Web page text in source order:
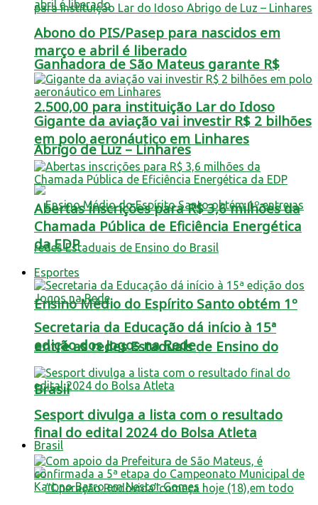
Ganhadora de São Mateus garante R$
2.500,00 para instituição Lar do Idoso
Abrigo de Luz – Linhares
Ensino Médio do Espírito Santo obtém 1º
entre as redes Estaduais de Ensino do
Brasil
Brasil
Abono do PIS/Pasep para nascidos em
março e abril é liberado
Gigante da aviação vai investir R$ 2 bilhões
em polo aeronáutico em Linhares
Abertas inscrições para R$ 3,6 milhões da
Chamada Pública de Eficiência Energética
da EDP
Esportes
Secretaria da Educação dá início à 15ª
edição dos Jogos na Rede
Sesport divulga a lista com o resultado
final do edital 2024 do Bolsa Atleta